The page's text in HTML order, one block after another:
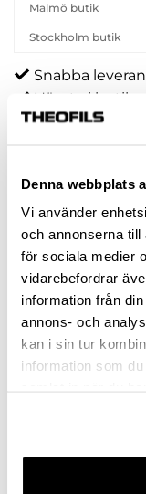
Denna webbplats
Vi använder
och annonserna till
för sociala medier
vidarebefordrar
information från
annons- och
kan i sin tur
information som
Malmö butik
Stockholm butik
Snabba
Hämta i butik
Ledande
BESKRIVNING &
FRÅGA OM
RECENSIONER